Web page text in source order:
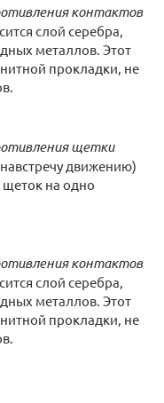
контактов
слой серебра,
металлов. Этот
прокладки, не
щетки
движению)
щеток на одно
контактов
слой серебра,
металлов. Этот
прокладки, не